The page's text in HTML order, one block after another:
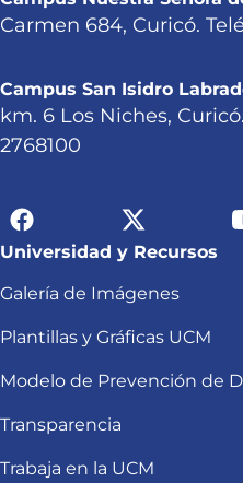
Carmen 684, Curicó.
Campus San Isidro
km. 6 Los Niches,
2768100
Universidad y Recursos
Galería de Imágenes
Plantillas y Gráficas UCM
Modelo de Prevención de
Transparencia
Trabaja en la UCM